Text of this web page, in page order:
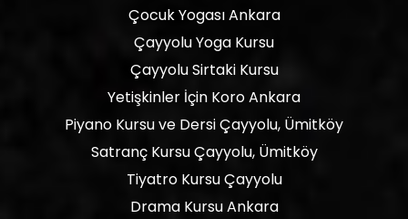
Çocuk Yogası Ankara
Çayyolu Yoga Kursu
Çayyolu Sirtaki Kursu
Yetişkinler İçin Koro Ankara
Piyano Kursu ve Dersi Çayyolu, Ümitköy
Satranç Kursu Çayyolu, Ümitköy
Tiyatro Kursu Çayyolu
Drama Kursu Ankara